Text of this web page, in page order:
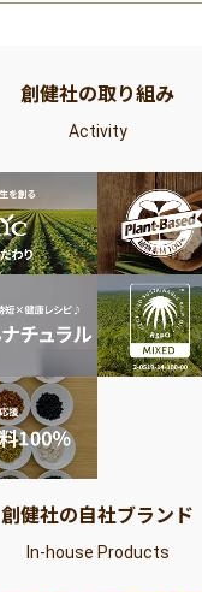
創健社の取り組み
Activity
創健社の自社ブランド
In-house Products